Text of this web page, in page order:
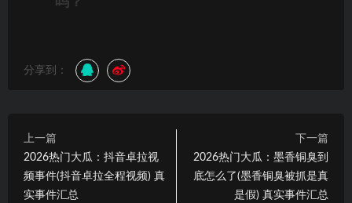
分享到：
上一篇
2026热门大瓜：抖音卓拉视
频事件(抖音卓拉全程视频) 真
实事件汇总
下一篇
2026热门大瓜：墨香铜臭到
底怎么了(墨香铜臭被抓是真
是假) 真实事件汇总